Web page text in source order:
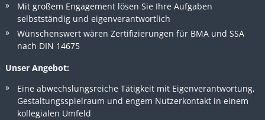
Mit großem Engagement lösen Sie Ihre Aufgaben
selbstständig und eigenverantwortlich
Wünschenswert wären Zertifizierungen für BMA und SSA
nach DIN 14675
Unser Angebot:
Eine abwechslungsreiche Tätigkeit mit Eigenverantwortung,
Gestaltungsspielraum und engem Nutzerkontakt in einem
kollegialen Umfeld